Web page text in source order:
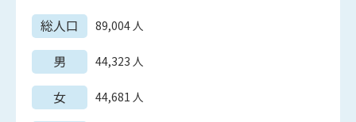
総人口 89,004人
男 44,323 人
女 44,681 人